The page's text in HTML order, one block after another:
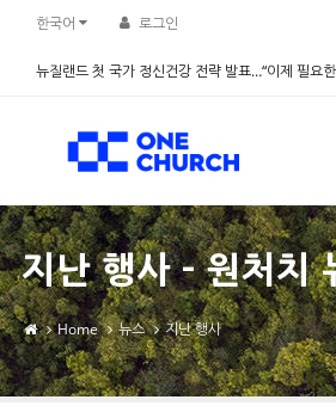
한국어 로그인
뉴질랜드 첫 국가 정신건강 전략 발표…“이제 필요
지난 행사 - 원처치
Home 뉴스 지난 행사
Sketchbook5, 스케치